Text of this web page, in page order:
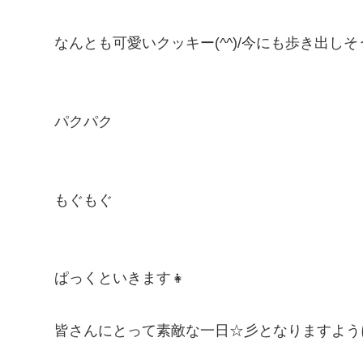
なんとも可愛いクッキー(^^)/今にも歩き出しそ
パクパク
もぐもぐ
ぱっくといきます👧
皆さんにとって素敵な一日☆彡となりますよ